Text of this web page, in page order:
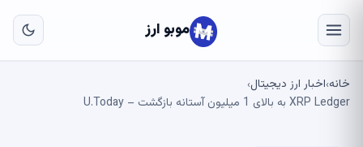
موبو ارز
خانه›اخبار ارز دیجیتال›
XRP Ledger به بالای 1 میلیون آستانه بازگشت – U.Today